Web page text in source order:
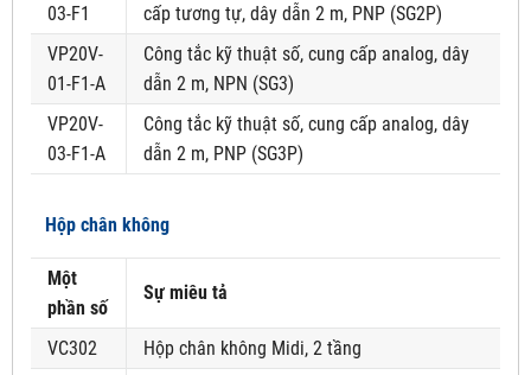
03-F1
cấp tương tự, dây dẫn 2 m, PNP (SG2P)
VP20V-
01-F1-A
Công tắc kỹ thuật số, cung cấp analog, dây
dẫn 2 m, NPN (SG3)
VP20V-
03-F1-A
Công tắc kỹ thuật số, cung cấp analog, dây
dẫn 2 m, PNP (SG3P)
Hộp chân không
Một
phần số
Sự miêu tả
VC302
Hộp chân không Midi, 2 tầng